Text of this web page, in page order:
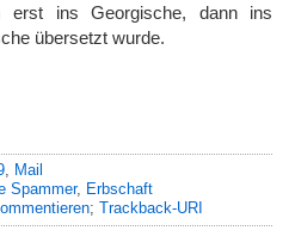
erst ins Georgische, dann ins
übersetzt wurde.
Mail
Spammer, Erbschaft
; Trackback-URI